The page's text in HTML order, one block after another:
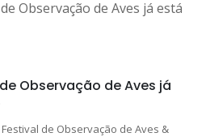
Observação de Aves já
de Observação de Aves &